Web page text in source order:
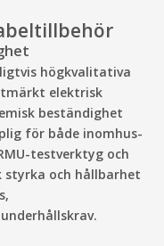
högkvalitativa
elektrisk
beständighet
för både inomhus-
testverktyg och
och hållbarhet